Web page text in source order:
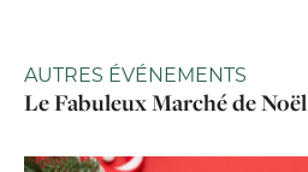
AUTRES ÉVÉNEMENTS
Le Fabuleux Marché de Noël